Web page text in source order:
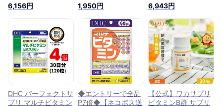
ミン サプリ サプリ
メント 送料無料 ビ
ンB群 ビタミンB12
ビタミンB2 ビタミン
B1 ビタミンB6 葉酸
ナイアシン ビオチン
パントテン酸 男性
女性 健康 葉酸サプ
リ
6,156円
パック 540粒 ディー
エイチシー 【栄養機
能食品（ビタミン
C・ビタミンB2）】
サプリメント サプリ
ビタミンB ビタミン
C 健康食品 ビタミン
サプリ 粒タイプ
1,950円
ル 公式】 [ FANCL
サプリ サプリメント
健康食品 健康 ビタ
ミンc ビタミンb ビ
タミンb1 ビタミン
b2 ナイアシン 葉酸
ビタミンb12 ビオチ
ン パントテン酸 ビ
タミンe 食事で不足
野菜不足 ビタミン類
6,943円
DHC パーフェクトサ
プリ マルチビタミン
◆エントリーで全品
P7倍◆【ネコポス送
【公式】ワカサプリ
ビタミンB群 サプリ